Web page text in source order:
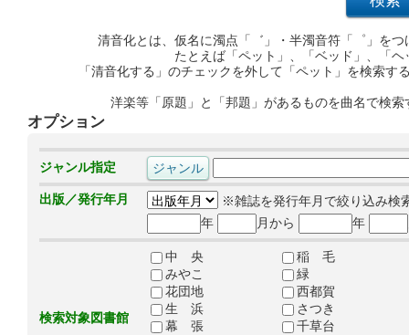
清音化とは、仮名に濁点「゛」・半濁音符「゜」を
たとえば「ペット」、「ベッド」、「
「清音化する」のチェックを外して「ペット」を検索
洋楽等「原題」と「邦題」があるものを曲名で検
オプション
ジャンル指定
出版／発行年月
※雑誌を発行年月で絞り込み検
年
月から 年
検索対象図書館
中 央
稲 毛
みやこ
緑
花団地
西都賀
生 浜
さつき
幕 張
千草台